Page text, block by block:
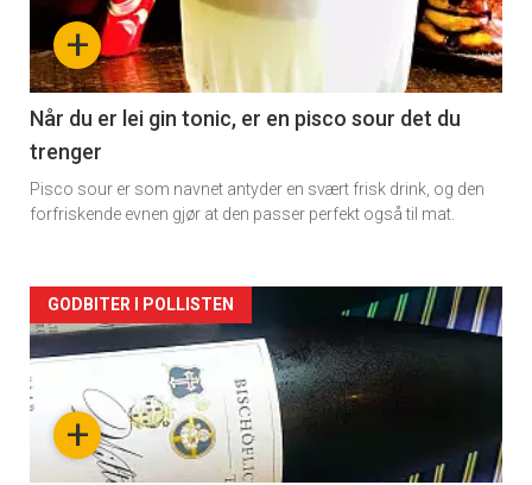
nå
-
2
+
Når du er lei gin tonic, er en pisco sour det du
trenger
Pisco sour er som navnet antyder en svært frisk drink, og den
forfriskende evnen gjør at den passer perfekt også til mat.
Forsiden
akkurat
nå+
GODBITER I POLLISTEN